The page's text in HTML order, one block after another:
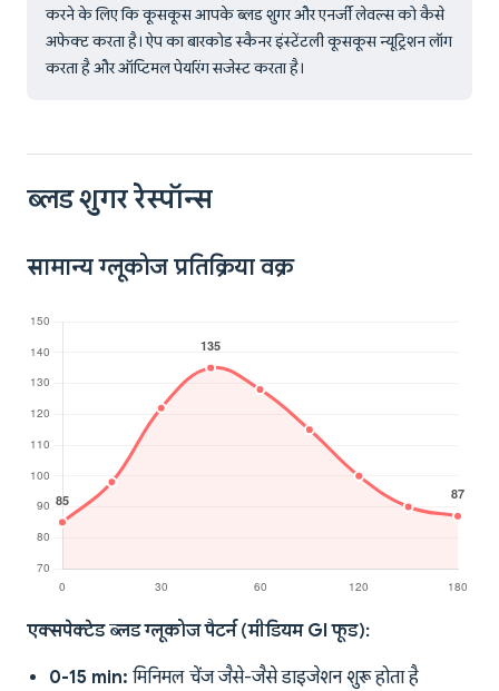
करने के लिए कि कूसकूस आपके ब्लड शुगर और एनर्जी लेवल्स को कैसे
अफेक्ट करता है। ऐप का बारकोड स्कैनर इंस्टेंटली कूसकूस न्यूट्रिशन लॉग
करता है और ऑप्टिमल पेयरिंग सजेस्ट करता है।
ब्लड शुगर रेस्पॉन्स
सामान्य ग्लूकोज प्रतिक्रिया वक्र
एक्सपेक्टेड ब्लड ग्लूकोज पैटर्न (मीडियम GI फूड):
0-15 min: मिनिमल चेंज जैसे-जैसे डाइजेशन शुरू होता है